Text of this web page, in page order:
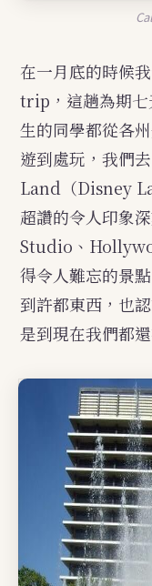
在一月底的時候
trip，這趟為期七
生的同學都從各
遊到處玩，我們
Land（Disney
超讚的令人印象
Studio、
得令人難忘的景
到許都東西，也
是到現在我們都